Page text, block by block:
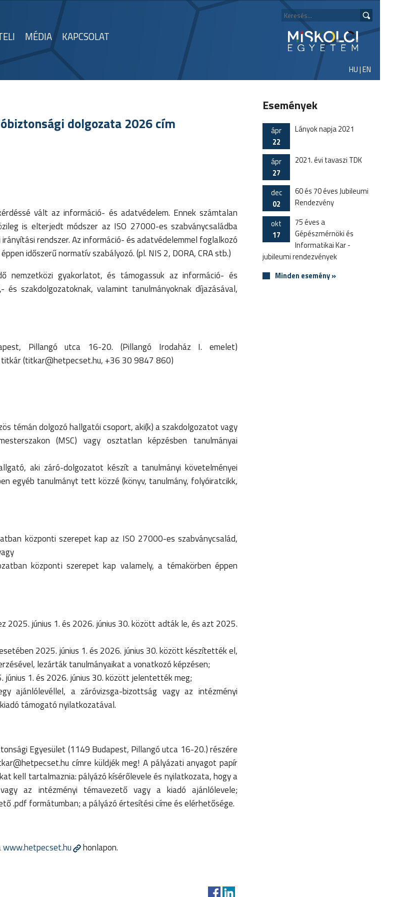
MÉDIA KAPCSOLAT
HU|EN
dolgozata 2026 cím
vált az információ- és adatvédelem. Ennek számtalan
is elterjedt módszer az ISO 27000-es szabványcsaládba
rendszer. Az információ- és adatvédelemmel foglalkozó
időszerű normatív szabályozó. (pl. NIS 2, DORA, CRA stb.)
nemzetközi gyakorlatot, és támogassuk az információ- és
szakdolgozatoknak, valamint tanulmányoknak díjazásával,
Pillangó utca 16-20. (Pillangó Irodaház I. emelet)
(titkar@hetpecset.hu, +36 30 9847 860)
témán dolgozó hallgatói csoport, aki(k) a szakdolgozatot vagy
(MSC) vagy osztatlan képzésben tanulmányai
aki záró-dolgozatot készít a tanulmányi követelményei
egyéb tanulmányt tett közzé (könyv, tanulmány, folyóiratcikk,
központi szerepet kap az ISO 27000-es szabványcsalád,
központi szerepet kap valamely, a témakörben éppen
2025. június 1. és 2026. június 30. között adták le, és azt 2025.
2025. június 1. és 2026. június 30. között készítették el,
lezárták tanulmányaikat a vonatkozó képzésen;
1. és 2026. június 30. között jelentették meg;
ajánlólevéllel, a záróvizsga-bizottság vagy az intézményi
támogató nyilatkozatával.
Egyesület (1149 Budapest, Pillangó utca 16-20.) részére
címre küldjék meg! A pályázati anyagot papír
kell tartalmaznia: pályázó kísérőlevele és nyilatkozata, hogy a
az intézményi témavezető vagy a kiadó ajánlólevele;
.pdf formátumban; a pályázó értesítési címe és elérhetősége.
www.hetpecset.hu
honlapon.
Események
ápr
22
Lányok napja 2021
ápr
27
2021. évi tavaszi TDK
dec
02
60 és 70 éves Jubileumi
Rendezvény
okt
17
75 éves a
Gépészmérnöki és
Informatikai Kar -
jubileumi rendezvények
Minden esemény »